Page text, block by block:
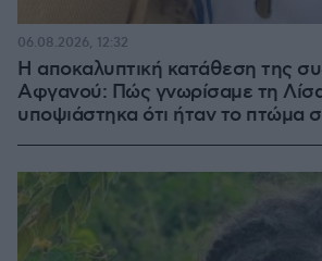
Η αποκαλυπτική κατάθεση της
Αφγανού: Πώς γνωρίσαμε τη
υποψιάστηκα ότι ήταν το πτώμα
06.08.2026, 12:32